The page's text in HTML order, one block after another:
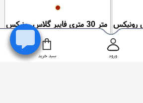
رونیکس
متر 30 متری فایبر گلاس رونیکس
- موجودی:
ورود سبد خرید